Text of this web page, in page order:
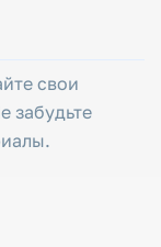
свои
забудьте